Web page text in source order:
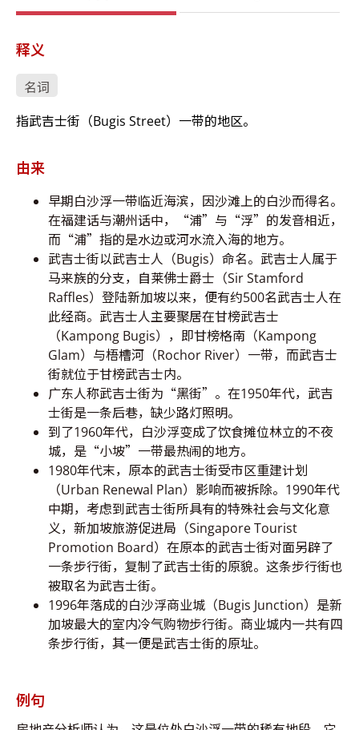
释义
名词
指武吉士街（Bugis Street）一带的地区。
由来
早期白沙浮一带临近海滨，因沙滩上的白沙而得名。
在福建话与潮州话中，“浦”与“浮”的发音相近，
而“浦”指的是水边或河水流入海的地方。
武吉士街以武吉士人（Bugis）命名。武吉士人属于
马来族的分支，自莱佛士爵士（Sir Stamford
Raffles）登陆新加坡以来，便有约500名武吉士人在
此经商。武吉士人主要聚居在甘榜武吉士
（Kampong Bugis），即甘榜格南（Kampong
Glam）与梧槽河（Rochor River）一带，而武吉士
街就位于甘榜武吉士内。
广东人称武吉士街为“黑街”。在1950年代，武吉
士街是一条后巷，缺少路灯照明。
到了1960年代，白沙浮变成了饮食摊位林立的不夜
城，是“小坡”一带最热闹的地方。
1980年代末，原本的武吉士街受市区重建计划
（Urban Renewal Plan）影响而被拆除。1990年代
中期，考虑到武吉士街所具有的特殊社会与文化意
义，新加坡旅游促进局（Singapore Tourist
Promotion Board）在原本的武吉士街对面另辟了
一条步行街，复制了武吉士街的原貌。这条步行街也
被取名为武吉士街。
1996年落成的白沙浮商业城（Bugis Junction）是新
加坡最大的室内冷气购物步行街。商业城内一共有四
条步行街，其一便是武吉士街的原址。
例句